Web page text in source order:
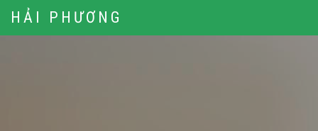
HẢI PHƯƠNG